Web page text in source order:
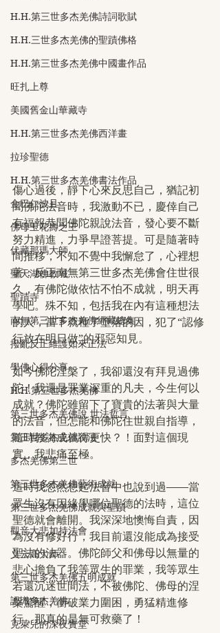
H.H.第三世多杰羌佛詩詞歌賦
H.H.三世多杰羌佛的聖蹟佛格
H.H.第三世多杰羌佛中國畫作品
旺扎上尊
美國舊金山華藏寺
H.H.第三世多杰羌佛西洋畫
拉珍聖德
H.H.第三世多杰羌佛書法作品
金巴仁波且
佛母玉花壽之王
伏藏那瑪大師
聖天湖佛教城
聖蹟寺
南無第三世多杰羌佛經藏總集
撥亂反正維護如來正法
學佛心得分享
H.H.第三世多杰羌佛
第三世多杰羌佛說 世法哲言
第三世多杰羌佛說法
多杰羌佛第三世
第三世多杰羌佛藝術成就
第三世多杰羌佛成就與聖蹟
觀音大悲加持法會
义云高大师
第三世多杰羌佛五明成就
認識多杰羌佛
克萊兒的深夜實堂
傷心過後，靜下心來反思自己，猶記初
聞佛陀法音時，我激動不已，慶倖自己
有福報恭聞佛陀親說法音，發心要不斷
努力精進，力爭早證菩提。可是隨著時
間推移，不知不覺中我懈怠了，心裡想
著：反正南無第三世多杰羌佛會住世很
久，有佛陀做依怙不怕不成就，明天再
學吧。殊不知，包括我在內有這種想法
的人，當下就種了墮落的因，犯了“認修
行放在明日做”的邪惡知見。
如今佛陀涅槃了，我卻還沒有拜見過佛
陀！我還是罪業深重的凡夫，今生何以
成就？佛陀雖留下了寶貴的法著與大量
的法音，但怎能和佛陀住世親自指導，
隨時教誨成就得更快？！面對這個現
實，我悲痛至極。
這時我忽然想起法音中也說到過——當
眾生沒有因緣學哪位聖德的法時，這位
聖德就會離開。我深深地懊悔自責，因
為沒有修好行，我目前還沒能成為接受
聖法的法器。佛陀師父和佛母以無量的
悲心擔負了我等眾生的罪業，我等眾生
若還沉迷世間法，不被佛陀、佛母的涅
槃驚醒，衝破業力圍困，勇猛精進修
行，那真的是無可救藥了！